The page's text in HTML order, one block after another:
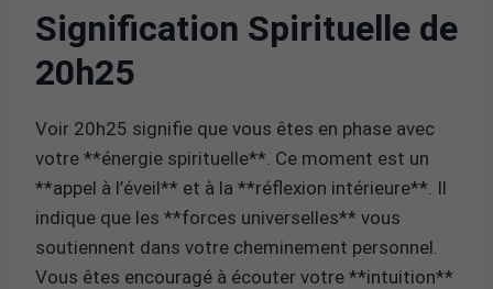
Signification Spirituelle de
20h25
Voir 20h25 signifie que vous êtes en phase avec
votre **énergie spirituelle**. Ce moment est un
**appel à l’éveil** et à la **réflexion intérieure**. Il
indique que les **forces universelles** vous
soutiennent dans votre cheminement personnel.
Vous êtes encouragé à écouter votre **intuition**